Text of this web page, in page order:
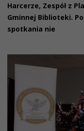
Harcerze, Zespół z
Gminnej Biblioteki.
spotkania nie